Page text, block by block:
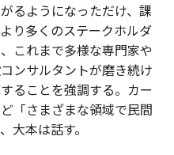
るようになっただけ、課
り多くのステークホルダ
これまで多様な専門家や
ンサルタントが磨き続け
ることを強調する。カー
「さまざまな領域で民間
大本は話す。